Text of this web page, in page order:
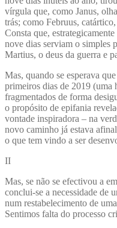
vírgula que, como Janus,
trás; como Februus,
Consta que,
nove dias serviam o simples
Martius, o deus da guerra e
Mas, quando se esperava
primeiros dias de 2019 (uma
fragmentados de forma
o propósito de epifania
vontade inspiradora – na
novo caminho já estava
o que tem vindo a ser
II
Mas, se não se efectivou a
conclui-se a necessidade de
num restabelecimento de
Sentimos falta do processo